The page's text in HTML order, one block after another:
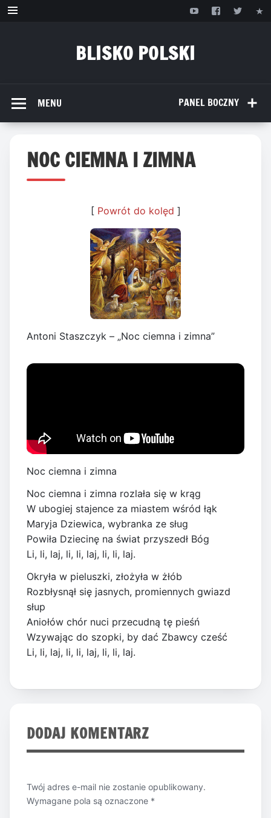
Przejdź
BLISKO POLSKI
PANEL BOCZNY
MENU
NOC CIEMNA I ZIMNA
[ Powrót do kolęd ]
Antoni Staszczyk – „Noc ciemna i zimna”
Noc ciemna i zimna
Noc ciemna i zimna rozlała się w krąg
W ubogiej stajence za miastem wśród łąk
Maryja Dziewica, wybranka ze sług
Powiła Dziecinę na świat przyszedł Bóg
Li, li, laj, li, li, laj, li, li, laj.
Okryła w pieluszki, złożyła w żłób
Rozbłysnął się jasnych, promiennych gwiazd
słup
Aniołów chór nuci przecudną tę pieśń
Wzywając do szopki, by dać Zbawcy cześć
Li, li, laj, li, li, laj, li, li, laj.
DODAJ KOMENTARZ
Twój adres e-mail nie zostanie opublikowany.
Wymagane pola są oznaczone *